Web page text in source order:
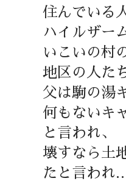
住んでいる
ハイルザー
いこいの村
地区の人た
父は駒の湯
何もないキ
と言われ、
壊すなら土
たと言われ